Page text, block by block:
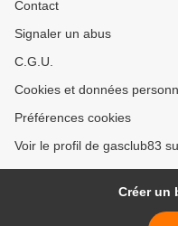
Contact
Signaler un abus
C.G.U.
Cookies et données
Préférences cookies
Voir le profil de gasclub83
Créer un